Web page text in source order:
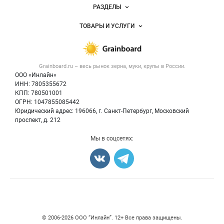
Grainboard.ru – весь рынок зерна, муки, крупы в России.
ООО «Инлайн»
ИНН: 7805355672
КПП: 780501001
ОГРН: 1047855085442
Юридический адрес: 196066, г. Санкт-Петербург, Московский
проспект, д. 212
Новости Grainboard.ru
Размещение рекламы
Публичная оферта
Контактная информация
Политика обработки персональных данных
РАЗДЕЛЫ
Объявления
Новости рынка
ТОВАРЫ И УСЛУГИ
Крупы
Мука
Мы в соцсетях:
© 2006‑2026 ООО “Инлайн”. 12+ Все права защищены.